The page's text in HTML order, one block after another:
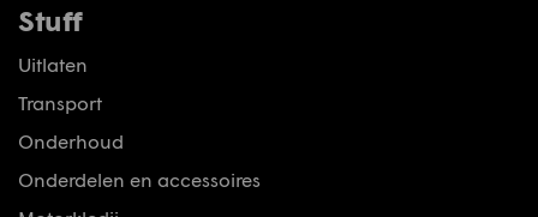
Stuff
Uitlaten
Transport
Onderhoud
Onderdelen en accessoires